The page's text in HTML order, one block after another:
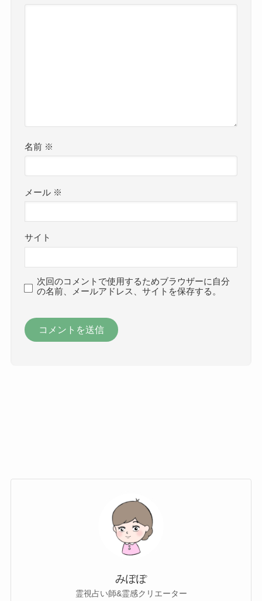
名前 ※
メール ※
サイト
次回のコメントで使用するためブラウザーに自分
の名前、メールアドレス、サイトを保存する。
みぽぽ
霊視占い師&霊感クリエーター